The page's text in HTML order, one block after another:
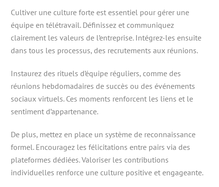
Cultiver une culture forte est essentiel pour gérer une
équipe en télétravail. Définissez et communiquez
clairement les valeurs de l’entreprise. Intégrez-les ensuite
dans tous les processus, des recrutements aux réunions.
Instaurez des rituels d’équipe réguliers, comme des
réunions hebdomadaires de succès ou des événements
sociaux virtuels. Ces moments renforcent les liens et le
sentiment d’appartenance.
De plus, mettez en place un système de reconnaissance
formel. Encouragez les félicitations entre pairs via des
plateformes dédiées. Valoriser les contributions
individuelles renforce une culture positive et engageante.